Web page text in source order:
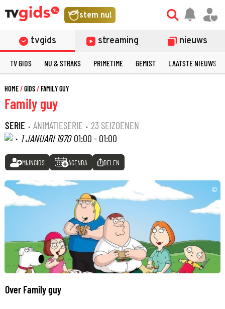
stem nu!
tvgids streaming nieuws
TV GIDS NU & STRAKS PRIMETIME GEMIST LAATSTE NIEUWS
HOME GIDS FAMILY GUY
Family guy
SERIE · ANIMATIESERIE · 23 SEIZOENEN
· 1 JANUARI 1970 01:00 - 01:00
MIJNGIDS AGENDA DELEN
©
Over Family guy